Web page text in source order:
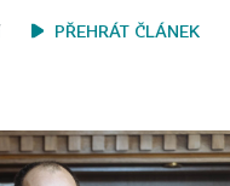
PŘEHRÁT ČLÁNEK